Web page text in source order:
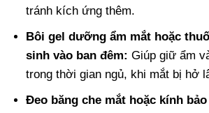
tránh kích ứng thêm.
Bôi gel dưỡng ẩm mắt hoặc
sinh vào ban đêm: Giúp giữ ẩm
trong thời gian ngủ, khi mắt bị hở
Đeo băng che mắt hoặc kính